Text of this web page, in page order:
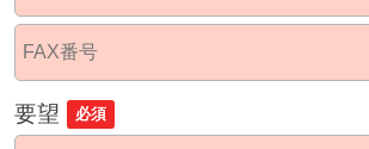
要望 必須